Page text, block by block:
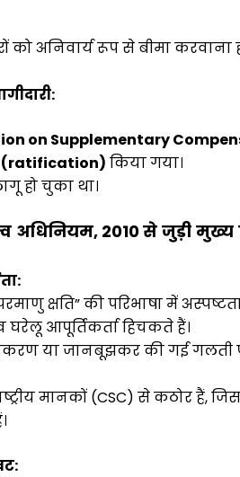
को अनिवार्य रूप से बीमा करवाना
:
on Supplementary
(ratification) किया गया।
हो चुका था।
अधिनियम, 2010से जुड़ी मुख्य
:
क्षति” की परिभाषा में
आपूर्तिकर्ता हिचकते हैं।
या जानबूझकर की गई गलती पर
मानकों (CSC) से कठोर हैं,
: